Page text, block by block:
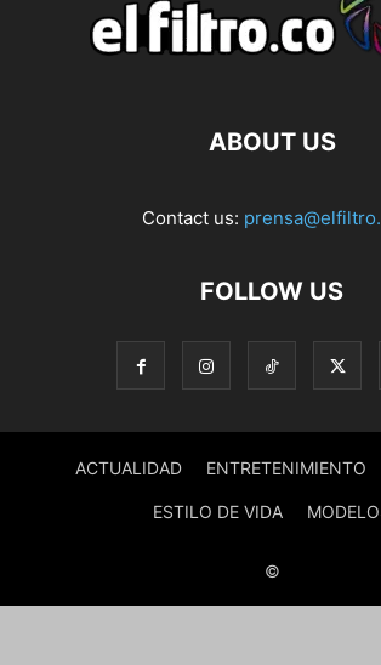
ABOUT US
Contact us:
FOLLOW US
ACTUALIDAD ENTRETENIMIENTO
ESTILO DE VIDA
©